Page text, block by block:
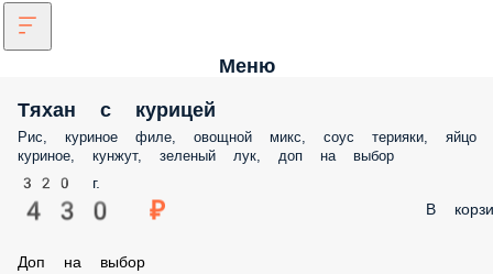
Меню
Тяхан с курицей
Рис, куриное филе, овощной микс, соус терияки, яйцо куриное,
зеленый лук, доп на выбор
320 г.
430 ₽ В
Доп на выбор